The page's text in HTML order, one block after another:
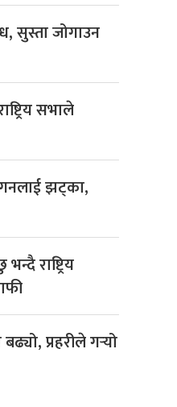
सुस्ता जोगाउन
सभाले
झट्का,
राष्ट्रिय
प्रहरीले गर्‍यो